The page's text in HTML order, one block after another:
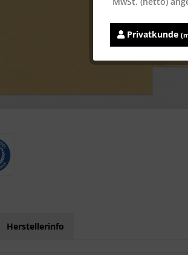
Herstellerinfo
Privatkunde